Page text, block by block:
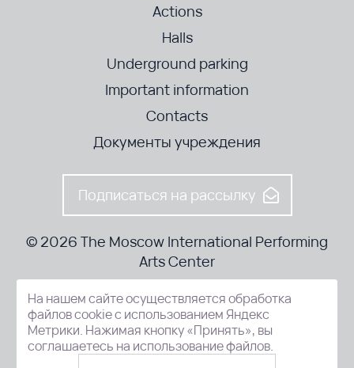
Actions
Halls
Underground parking
Important information
Contacts
Документы учреждения
Подписаться на рассылку
© 2026 The Moscow International Performing
Arts Center
52-8, Kosmodamianskaya nab., Moscow, 115054, Russia
На нашем сайте осуществляется обработка
файлов cookie с использованием Яндекс
Метрики. Нажимая кнопку «Принять», вы
соглашаетесь на использование файлов.